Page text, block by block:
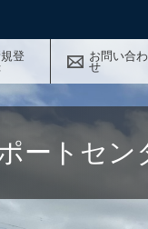
登
お問い合わ
せ
ートセ